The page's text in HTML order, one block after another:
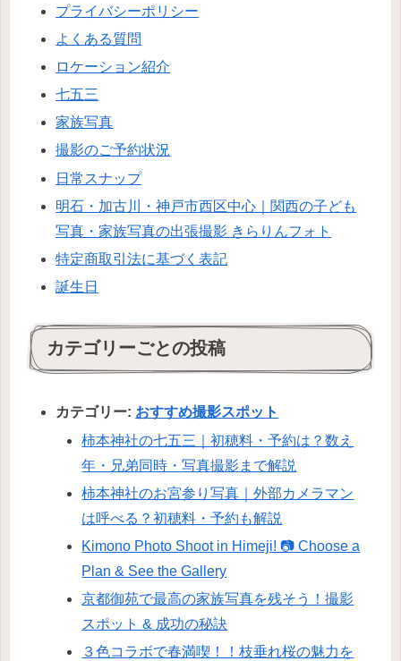
プライバシーポリシー
よくある質問
ロケーション紹介
七五三
家族写真
撮影のご予約状況
日常スナップ
明石・加古川・神戸市西区中心｜関西の子ども
写真・家族写真の出張撮影 きらりんフォト
特定商取引法に基づく表記
誕生日
カテゴリーごとの投稿
カテゴリー: おすすめ撮影スポット
柿本神社の七五三｜初穂料・予約は？数え
年・兄弟同時・写真撮影まで解説
柿本神社のお宮参り写真｜外部カメラマン
は呼べる？初穂料・予約も解説
Kimono Photo Shoot in Himeji! 📷 Choose a
Plan & See the Gallery
京都御苑で最高の家族写真を残そう！撮影
スポット & 成功の秘訣
３色コラボで春満喫！！枝垂れ桜の魅力を